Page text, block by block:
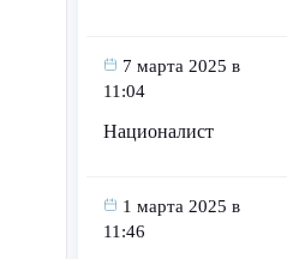
7 марта 2025 в
11:04
Националист
1 марта 2025 в
11:46